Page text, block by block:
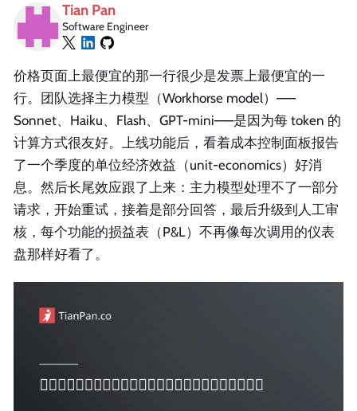
Tian Pan
Software Engineer
价格页面上最便宜的那一行很少是发票上最便宜的一
行。团队选择主力模型（Workhorse model）——
Sonnet、Haiku、Flash、GPT-mini——是因为每 token 的
计算方式很友好。上线功能后，看着成本控制面板报告
了一个季度的单位经济效益（unit-economics）好消
息。然后长尾效应跟了上来：主力模型处理不了一部分
请求，开始重试，接着是部分回答，最后升级到人工审
核，每个功能的损益表（P&L）不再像每次调用的仪表
盘那样好看了。